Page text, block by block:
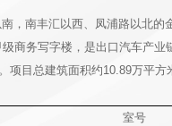
，南丰汇以西、凤浦路以北
商务写字楼，是出口汽车产
目总建筑面积约10.89万平方
室号